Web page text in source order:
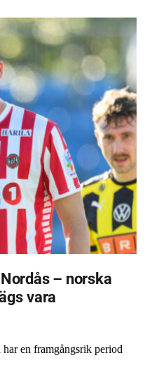
– norska
vara
en framgångsrik period